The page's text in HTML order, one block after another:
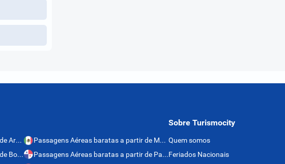
Passagens Aéreas baratas a partir de Argentina
Passagens Aéreas baratas a partir de Bolívia
Passagens Aéreas baratas a partir de México
Passagens Aéreas baratas a partir de Panamá
Sobre Turismocity
Quem somos
Feriados Nacionais